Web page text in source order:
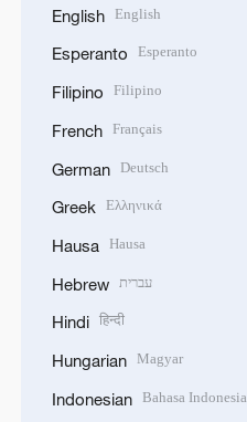
English English
Esperanto Esperanto
Filipino Filipino
French Français
German Deutsch
Greek Ελληνικά
Hausa Hausa
Hebrew עברית
Hindi हिन्दी
Hungarian Magyar
Indonesian Bahasa Indonesia